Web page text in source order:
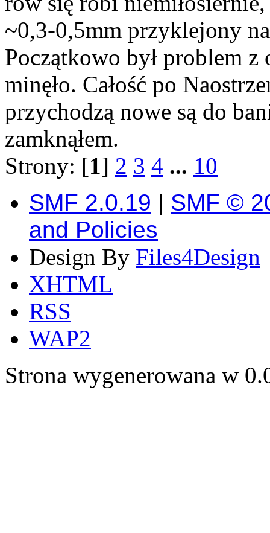
~0,3-0,5mm przyklejony
Początkowo był problem
minęło. Całość po
przychodzą nowe są do
zamknąłem.
Strony: [1] 2 3 4 ... 10
SMF 2.0.19 | SMF ©
and Policies
Design By Files4Design
XHTML
RSS
WAP2
Strona wygenerowana w